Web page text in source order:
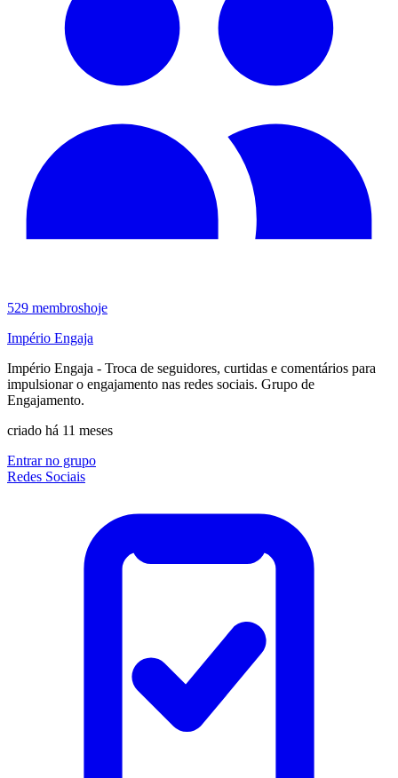
529 membroshoje
Império Engaja
Império Engaja - Troca de seguidores, curtidas e comentários para
impulsionar o engajamento nas redes sociais. Grupo de
Engajamento.
criado há 11 meses
Entrar no grupo
Redes Sociais